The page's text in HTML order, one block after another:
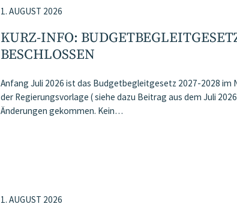
1. AUGUST 2026
KURZ-INFO:
BESCHLOSSEN
Anfang Juli 2026 ist das Budgetbegleitgesetz 2027-2028 im
der Regierungsvorlage ( siehe dazu Beitrag aus dem Juli
Änderungen gekommen. Kein…
1. AUGUST 2026